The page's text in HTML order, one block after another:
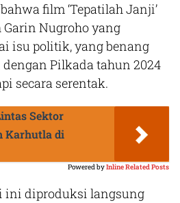
film ‘Tepatilah Janji’
Nugroho yang
isu politik, yang benang
Pilkada tahun 2024
secara serentak.
Sektor
Karhutla di
Powered byInline Related Posts
ini diproduksi langsung